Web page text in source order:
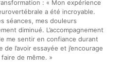
: « Mon expérience
a été incroyable.
séances, mes douleurs
diminué. L’accompagnement
me sentir en confiance durant
l’avoir essayée et j’encourage
de même. »